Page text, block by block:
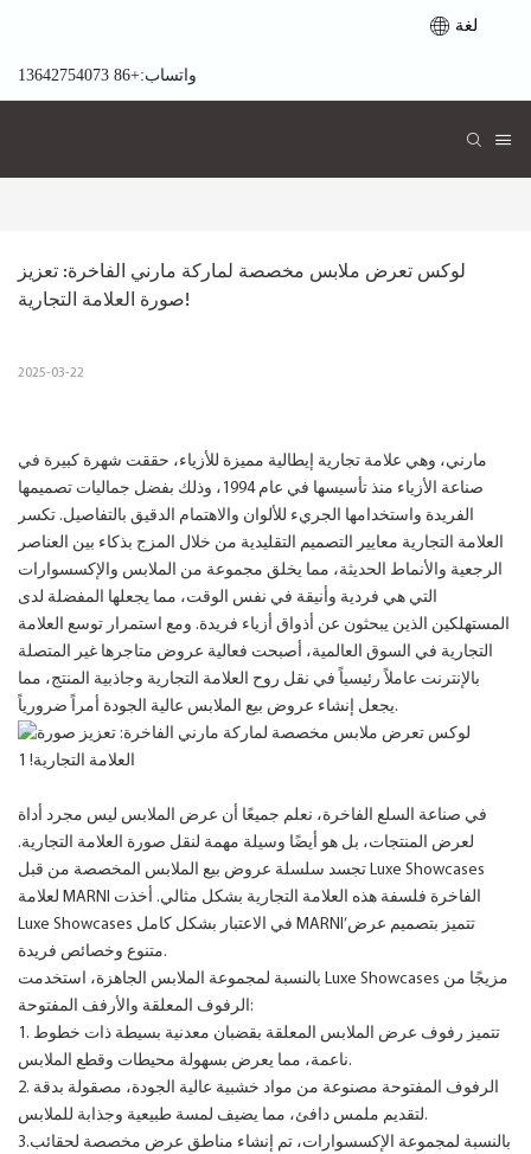
لغة
واتساب:+86 13642754073
لوكس تعرض ملابس مخصصة لماركة مارني الفاخرة: تعزيز
صورة العلامة التجارية!
2025-03-22
مارني، وهي علامة تجارية إيطالية مميزة للأزياء، حققت شهرة كبيرة في
صناعة الأزياء منذ تأسيسها في عام 1994، وذلك بفضل جماليات تصميمها
الفريدة واستخدامها الجريء للألوان والاهتمام الدقيق بالتفاصيل. تكسر
العلامة التجارية معايير التصميم التقليدية من خلال المزج بذكاء بين العناصر
الرجعية والأنماط الحديثة، مما يخلق مجموعة من الملابس والإكسسوارات
التي هي فردية وأنيقة في نفس الوقت، مما يجعلها المفضلة لدى
المستهلكين الذين يبحثون عن أذواق أزياء فريدة. ومع استمرار توسع العلامة
التجارية في السوق العالمية، أصبحت فعالية عروض متاجرها غير المتصلة
بالإنترنت عاملاً رئيسياً في نقل روح العلامة التجارية وجاذبية المنتج، مما
يجعل إنشاء عروض بيع الملابس عالية الجودة أمراً ضرورياً.
في صناعة السلع الفاخرة، نعلم جميعًا أن عرض الملابس ليس مجرد أداة
لعرض المنتجات، بل هو أيضًا وسيلة مهمة لنقل صورة العلامة التجارية.
تجسد سلسلة عروض بيع الملابس المخصصة من قبل Luxe Showcases
لعلامة MARNI الفاخرة فلسفة هذه العلامة التجارية بشكل مثالي. أخذت
Luxe Showcases في الاعتبار بشكل كامل MARNI’تتميز بتصميم عرض
متنوع وخصائص فريدة.
بالنسبة لمجموعة الملابس الجاهزة، استخدمت Luxe Showcases مزيجًا من
الرفوف المعلقة والأرفف المفتوحة:
1. تتميز رفوف عرض الملابس المعلقة بقضبان معدنية بسيطة ذات خطوط
ناعمة، مما يعرض بسهولة محيطات وقطع الملابس.
2. الرفوف المفتوحة مصنوعة من مواد خشبية عالية الجودة، مصقولة بدقة
لتقديم ملمس دافئ، مما يضيف لمسة طبيعية وجذابة للملابس.
3.بالنسبة لمجموعة الإكسسوارات، تم إنشاء مناطق عرض مخصصة لحقائب